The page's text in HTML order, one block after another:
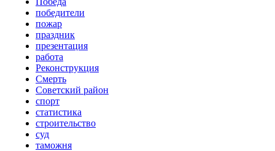
победители
пожар
праздник
презентация
работа
Реконструкция
Смерть
Советский район
спорт
статистика
строительство
суд
таможня